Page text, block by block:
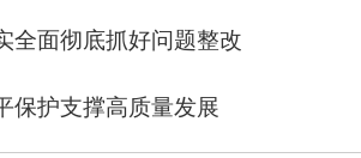
全面彻底抓好问题整改
保护支撑高质量发展